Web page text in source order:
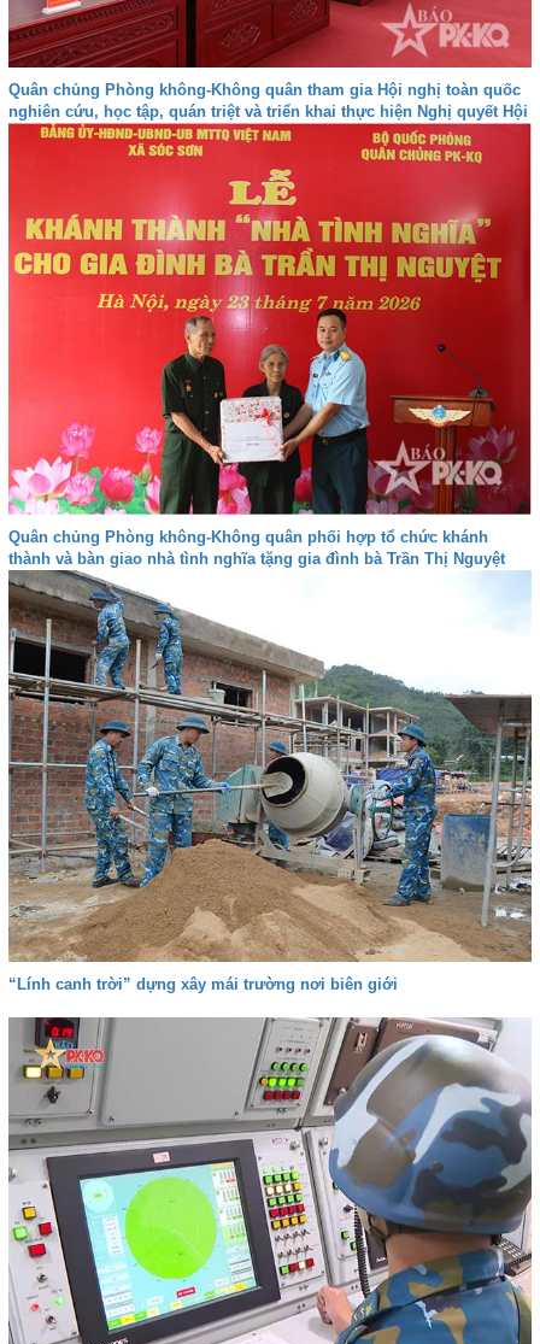
Quân chủng Phòng không-Không quân tham gia Hội nghị toàn quốc
nghiên cứu, học tập, quán triệt và triển khai thực hiện Nghị quyết Hội
nghị lần thứ ba Ban Chấp hành Trung ương Đảng khóa XIV
Quân chủng Phòng không-Không quân phối hợp tổ chức khánh
thành và bàn giao nhà tình nghĩa tặng gia đình bà Trần Thị Nguyệt
“Lính canh trời” dựng xây mái trường nơi biên giới